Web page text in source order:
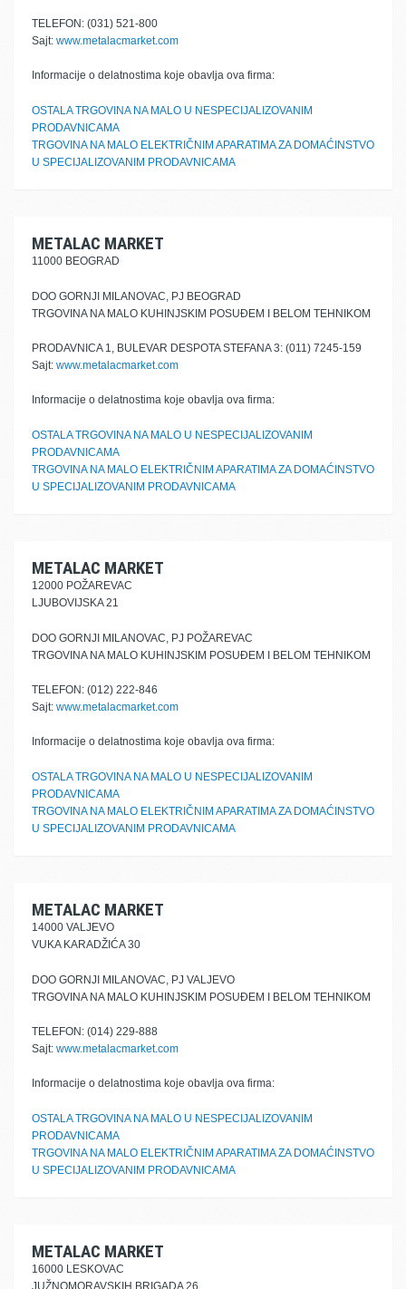
TELEFON: (031) 521-800
Sajt: www.metalacmarket.com
Informacije o delatnostima koje obavlja ova firma:
OSTALA TRGOVINA NA MALO U NESPECIJALIZOVANIM
PRODAVNICAMA
TRGOVINA NA MALO ELEKTRIČNIM APARATIMA ZA DOMAĆINSTVO
U SPECIJALIZOVANIM PRODAVNICAMA
METALAC MARKET
11000 BEOGRAD
DOO GORNJI MILANOVAC, PJ BEOGRAD
TRGOVINA NA MALO KUHINJSKIM POSUĐEM I BELOM TEHNIKOM
PRODAVNICA 1, BULEVAR DESPOTA STEFANA 3: (011) 7245-159
Sajt: www.metalacmarket.com
Informacije o delatnostima koje obavlja ova firma:
OSTALA TRGOVINA NA MALO U NESPECIJALIZOVANIM
PRODAVNICAMA
TRGOVINA NA MALO ELEKTRIČNIM APARATIMA ZA DOMAĆINSTVO
U SPECIJALIZOVANIM PRODAVNICAMA
METALAC MARKET
12000 POŽAREVAC
LJUBOVIJSKA 21
DOO GORNJI MILANOVAC, PJ POŽAREVAC
TRGOVINA NA MALO KUHINJSKIM POSUĐEM I BELOM TEHNIKOM
TELEFON: (012) 222-846
Sajt: www.metalacmarket.com
Informacije o delatnostima koje obavlja ova firma:
OSTALA TRGOVINA NA MALO U NESPECIJALIZOVANIM
PRODAVNICAMA
TRGOVINA NA MALO ELEKTRIČNIM APARATIMA ZA DOMAĆINSTVO
U SPECIJALIZOVANIM PRODAVNICAMA
METALAC MARKET
14000 VALJEVO
VUKA KARADŽIĆA 30
DOO GORNJI MILANOVAC, PJ VALJEVO
TRGOVINA NA MALO KUHINJSKIM POSUĐEM I BELOM TEHNIKOM
TELEFON: (014) 229-888
Sajt: www.metalacmarket.com
Informacije o delatnostima koje obavlja ova firma:
OSTALA TRGOVINA NA MALO U NESPECIJALIZOVANIM
PRODAVNICAMA
TRGOVINA NA MALO ELEKTRIČNIM APARATIMA ZA DOMAĆINSTVO
U SPECIJALIZOVANIM PRODAVNICAMA
METALAC MARKET
16000 LESKOVAC
JUŽNOMORAVSKIH BRIGADA 26